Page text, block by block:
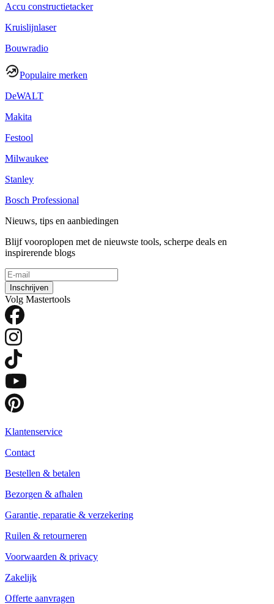
Accu constructietacker
Kruislijnlaser
Bouwradio
Populaire merken
DeWALT
Makita
Festool
Milwaukee
Stanley
Bosch Professional
Nieuws, tips en aanbiedingen
Blijf vooroplopen met de nieuwste tools, scherpe deals en
inspirerende blogs
Inschrijven
Volg Mastertools
Klantenservice
Contact
Bestellen & betalen
Bezorgen & afhalen
Garantie, reparatie & verzekering
Ruilen & retourneren
Voorwaarden & privacy
Zakelijk
Offerte aanvragen